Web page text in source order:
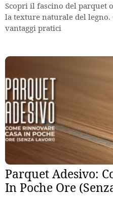
Scopri il fascino del parquet
la texture naturale del
vantaggi pratici
Parquet Adesivo:
In Poche Ore